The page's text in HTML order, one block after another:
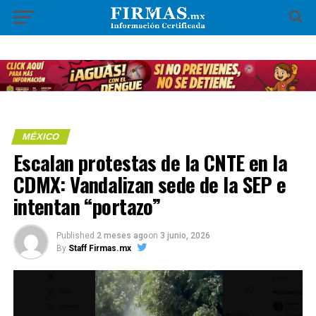
MÉXICO
Escalan protestas de la CNTE en la
CDMX: Vandalizan sede de la SEP e
intentan “portazo”
Published 2 meses agoon 3 junio, 2026
By Staff Firmas.mx